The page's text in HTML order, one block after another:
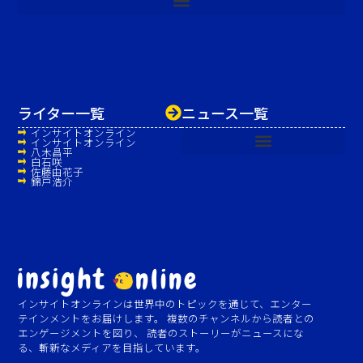
インサイトオンラインは世界中のトピックを通じて、エンター
テインメントをお届けします。 複数のチャンネルから読者との
エンゲージメントを図り、 読者のストーリーがニュースにな
る、斬新なメディアを目指しています。
ニュース一覧
ライター一覧
インサイトオンライン
インサイトオンライン
八木昌平
白石咲
佐藤由花子
錦戸浩介